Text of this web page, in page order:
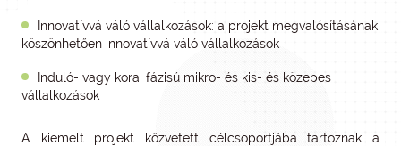
Innovatívvá váló vállalkozások: a projekt megvalósításának
köszönhetően innovatívvá váló vállalkozások
Induló- vagy korai fázisú mikro- és kis- és közepes
vállalkozások
A kiemelt projekt közvetett célcsoportjába tartoznak a